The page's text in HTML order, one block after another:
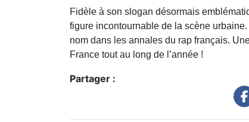
Fidèle à son slogan désormais
figure incontournable de la scène urbaine.
nom dans les annales du rap français.
France tout au long de l’année !
Partager :